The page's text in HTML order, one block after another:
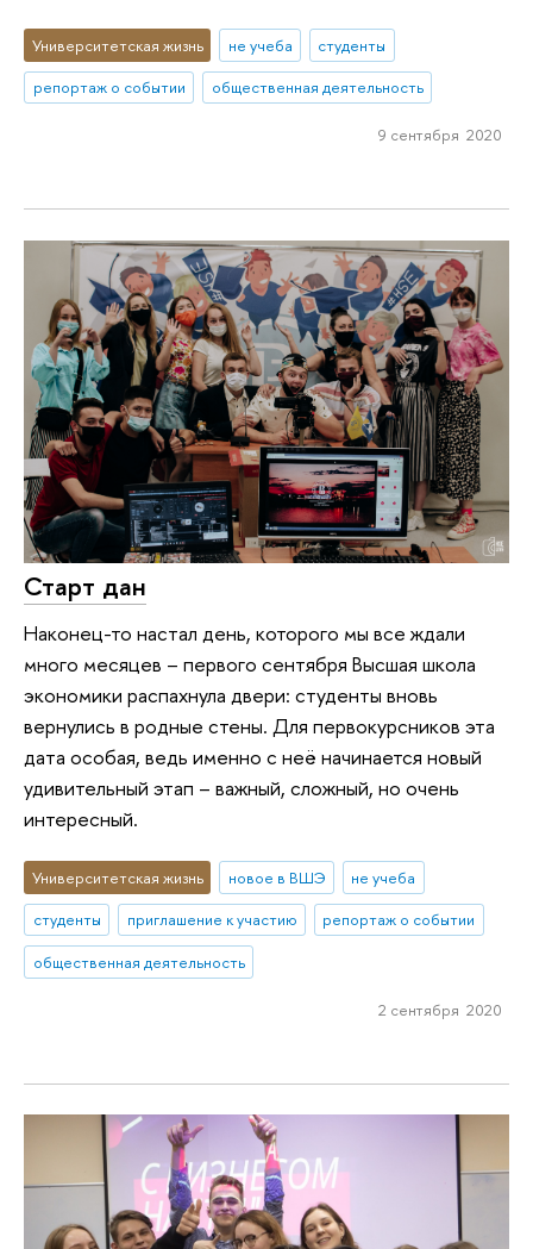
Университетская жизнь не учеба
студенты
репортаж о событии
общественная деятельность
9 сентября 2020
Старт дан
Наконец-то настал день, которого мы все ждали
много месяцев – первого сентября Высшая школа
экономики распахнула двери: студенты вновь
вернулись в родные стены. Для первокурсников эта
дата особая, ведь именно с неё начинается новый
удивительный этап – важный, сложный, но очень
интересный.
Университетская жизнь новое в ВШЭ
не учеба
студенты
приглашение к участию
репортаж о событии
общественная деятельность
2 сентября 2020